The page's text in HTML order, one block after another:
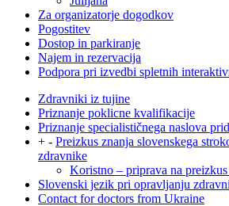
Za organizatorje dogodkov
Pogostitev
Dostop in parkiranje
Najem in rezervacija
Podpora pri izvedbi spletnih
Zdravniki iz tujine
Priznanje poklicne kvalifikacije
Priznanje specialističnega naslova
+ - Preizkus znanja slovenskega
zdravnike
Koristno – priprava na preizkus
Slovenski jezik pri opravljanju
Contact for doctors from Ukraine